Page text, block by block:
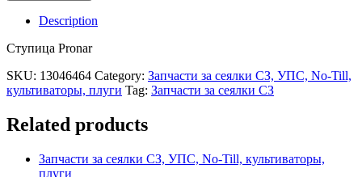
Description
Ступица Pronar
SKU: 13046464 Category: Запчасти за сеялки СЗ, УПС, No-Till,
культиваторы, плуги Tag: Запчасти за сеялки СЗ
Related products
Запчасти за сеялки СЗ, УПС, No-Till, культиваторы,
плуги